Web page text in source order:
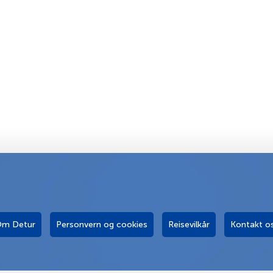
Detur Personvern og cookies Reisevilkår Kontakt